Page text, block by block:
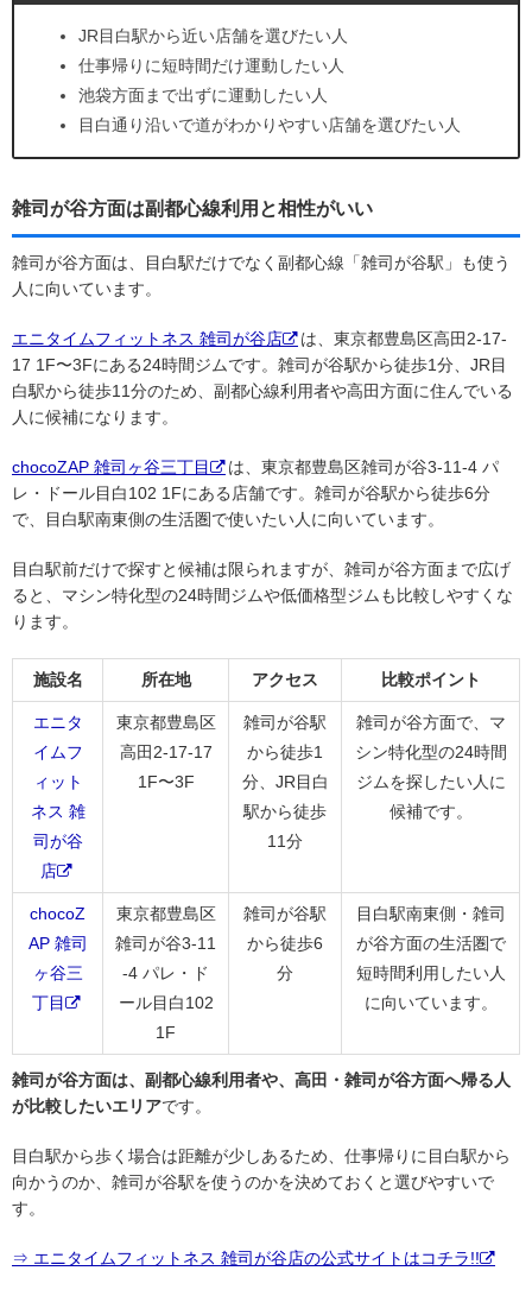
JR目白駅から近い店舗を選びたい人
仕事帰りに短時間だけ運動したい人
池袋方面まで出ずに運動したい人
目白通り沿いで道がわかりやすい店舗を選びたい人
雑司が谷方面は副都心線利用と相性がいい
雑司が谷方面は、目白駅だけでなく副都心線「雑司が谷駅」も使う
人に向いています。
エニタイムフィットネス 雑司が谷店
は、東京都豊島区高田2-17-
17 1F〜3Fにある24時間ジムです。雑司が谷駅から徒歩1分、JR目
白駅から徒歩11分のため、副都心線利用者や高田方面に住んでいる
人に候補になります。
chocoZAP 雑司ヶ谷三丁目
は、東京都豊島区雑司が谷3-11-4 パ
レ・ドール目白102 1Fにある店舗です。雑司が谷駅から徒歩6分
で、目白駅南東側の生活圏で使いたい人に向いています。
目白駅前だけで探すと候補は限られますが、雑司が谷方面まで広げ
ると、マシン特化型の24時間ジムや低価格型ジムも比較しやすくな
ります。
施設名 所在地 アクセス 比較ポイント
エニタ
イムフ
ィット
ネス 雑
司が谷
店
東京都豊島区
高田2-17-17
1F〜3F
雑司が谷駅
から徒歩1
分、JR目白
駅から徒歩
11分
雑司が谷方面で、マ
シン特化型の24時間
ジムを探したい人に
候補です。
chocoZ
AP 雑司
ヶ谷三
丁目
東京都豊島区
雑司が谷3-11
-4 パレ・ド
ール目白102
1F
雑司が谷駅
から徒歩6
分
目白駅南東側・雑司
が谷方面の生活圏で
短時間利用したい人
に向いています。
雑司が谷方面は、副都心線利用者や、高田・雑司が谷方面へ帰る人
が比較したいエリアです。
目白駅から歩く場合は距離が少しあるため、仕事帰りに目白駅から
向かうのか、雑司が谷駅を使うのかを決めておくと選びやすいで
す。
⇒ エニタイムフィットネス 雑司が谷店の公式サイトはコチラ!!